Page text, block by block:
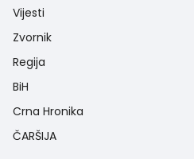
Vijesti
Zvornik
Regija
BiH
Crna Hronika
ČARŠIJA